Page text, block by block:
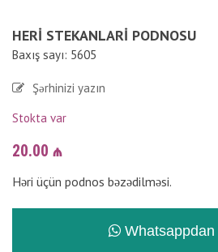
HERI STEKANLARI PODNOSU
Baxış sayı: 5605
Şərhinizi yazın
Stokta var
20.00 ₼
Həri üçün podnos bəzədilməsi.
Whatsappdan